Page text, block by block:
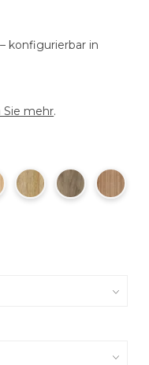
konfigurierbar in
Sie mehr.